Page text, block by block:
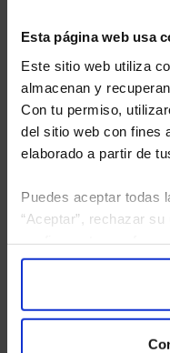
Esta página web usa
Este sitio web utiliza
almacenan y
Con tu permiso,
del sitio web con fines
elaborado a partir de
Puedes aceptar todas
“Aceptar”, rechazar
“Configuración”.
para más
tratamiento de mis